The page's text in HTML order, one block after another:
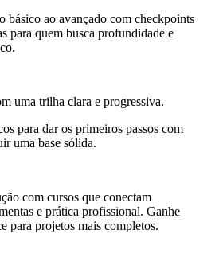
básico ao avançado com checkpoints
para quem busca profundidade e
uma trilha clara e progressiva.
para dar os primeiros passos com
uma base sólida.
com cursos que conectam
e prática profissional. Ganhe
para projetos mais completos.